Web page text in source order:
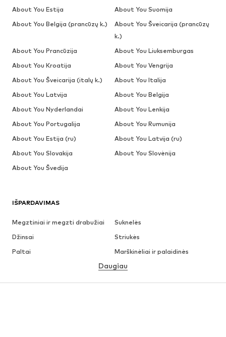
IŠPARDAVIMAS
Megztiniai ir megzti drabužiai
Suknelės
Džinsai
Striukės
Paltai
Marškinėliai ir palaidinės
Apatiniai
Daugiau
About You Estija
About You Suomija
About You Belgija (prancūzų k.)
About You Šveicarija (prancūzų
k.)
About You Prancūzija
About You Liuksemburgas
About You Kroatija
About You Vengrija
About You Šveicarija (italų k.)
About You Italija
About You Latvija
About You Belgija
About You Nyderlandai
About You Lenkija
About You Portugalija
About You Rumunija
About You Estija (ru)
About You Latvija (ru)
About You Slovakija
About You Slovėnija
About You Švedija